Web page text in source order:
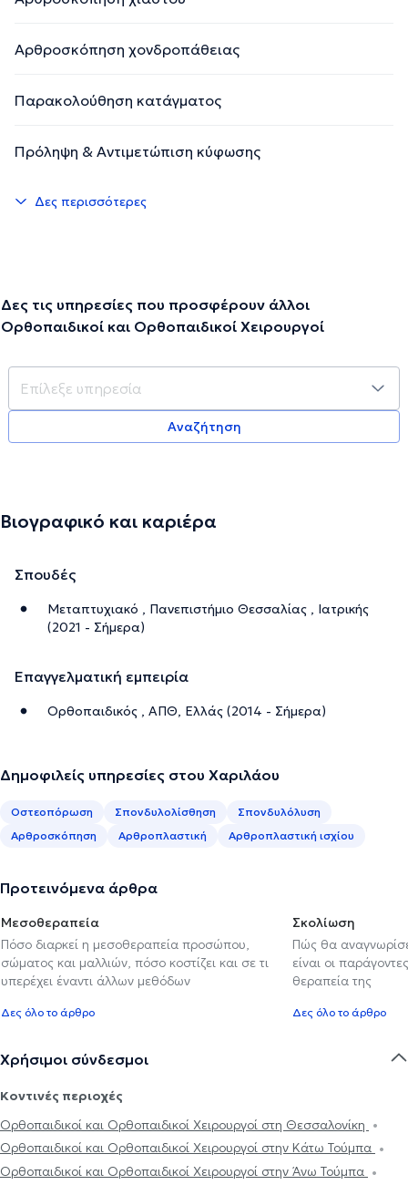
Αρθροσκόπηση χονδροπάθειας
Παρακολούθηση κατάγματος
Πρόληψη & Αντιμετώπιση κύφωσης
Δες περισσότερες
Δες τις υπηρεσίες που προσφέρουν άλλοι
Ορθοπαιδικοί και Ορθοπαιδικοί Χειρουργοί
Αναζήτηση
Βιογραφικό και καριέρα
Σπουδές
Μεταπτυχιακό , Πανεπιστήμιο Θεσσαλίας , Ιατρικής
(2021 - Σήμερα)
Επαγγελματική εμπειρία
Ορθοπαιδικός , ΑΠΘ, Ελλάς (2014 - Σήμερα)
Δημοφιλείς υπηρεσίες στου Χαριλάου
Οστεοπόρωση Σπονδυλολίσθηση
Σπονδυλόλυση
Αρθροσκόπηση
Αρθροπλαστική Αρθροπλαστική ισχίου
Προτεινόμενα άρθρα
Μεσοθεραπεία
Πόσο διαρκεί η μεσοθεραπεία προσώπου,
σώματος και μαλλιών, πόσο κοστίζει και σε τι
υπερέχει έναντι άλλων μεθόδων
Δες όλο το άρθρο
Σκολίωση
Πώς θα
είναι οι
θεραπεία της
Δες όλο το άρθρο
Χρήσιμοι σύνδεσμοι
Κοντινές περιοχές
Ορθοπαιδικοί και Ορθοπαιδικοί Χειρουργοί στη Θεσσαλονίκη
Ορθοπαιδικοί και Ορθοπαιδικοί Χειρουργοί στην Κάτω Τούμπα
Ορθοπαιδικοί και Ορθοπαιδικοί Χειρουργοί στην Άνω Τούμπα